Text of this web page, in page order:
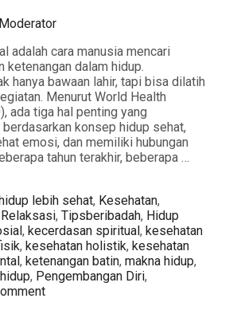
Moderator
adalah cara manusia mencari
ketenangan dalam hidup.
hanya bawaan lahir, tapi bisa dilatih
Menurut World Health
ada tiga hal penting yang
konsep hidup sehat,
emosi, dan memiliki hubungan
tahun terakhir, beberapa …
lebih sehat, Kesehatan,
Relaksasi, TipsTags
beribadah, Hidup
, kecerdasan spiritual, kesehatan
, kesehatan holistik, kesehatan
, ketenangan batin, makna hidup,
, Pengembangan Diri,